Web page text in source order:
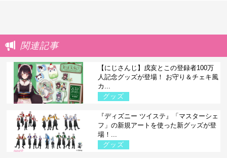
関連記事
【にじさんじ】戌亥とこの登録者100万
人記念グッズが登場！ お守り＆チェキ風
カ...
グッズ
『ディズニー ツイステ』「マスターシェ
フ」の新規アートを使った新グッズが登
場！...
グッズ